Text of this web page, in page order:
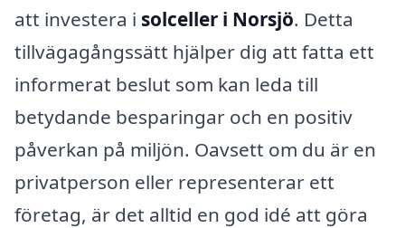
att investera i solceller i Norsjö. Detta
tillvägagångssätt hjälper dig att fatta ett
informerat beslut som kan leda till
betydande besparingar och en positiv
påverkan på miljön. Oavsett om du är en
privatperson eller representerar ett
företag, är det alltid en god idé att göra